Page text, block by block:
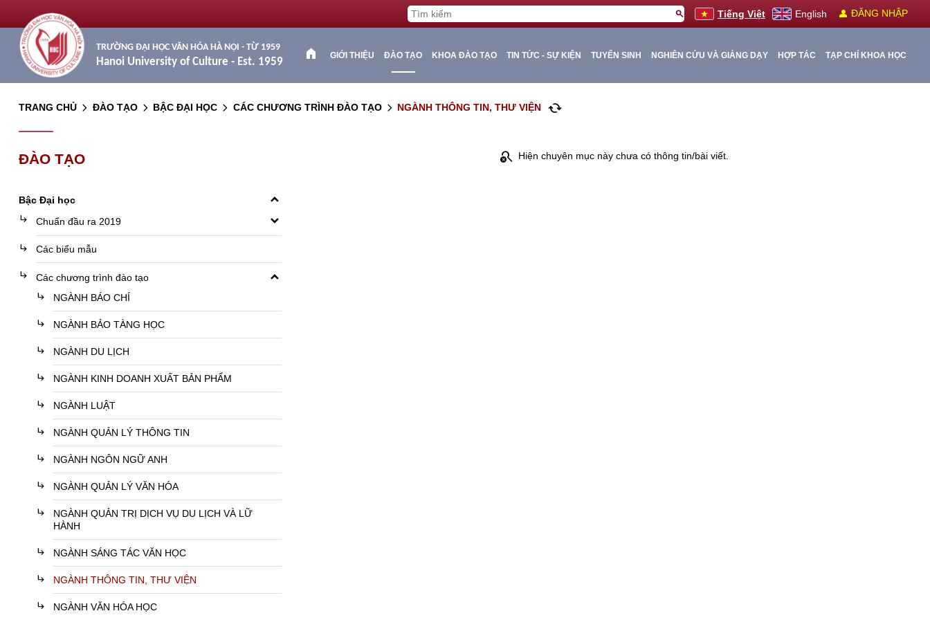
search Tiếng Việt English person ĐĂNG NHẬP
TRƯỜNG ĐẠI HỌC VĂN HÓA HÀ NỘI - TỪ 1959
Hanoi University of Culture - Est. 1959 home GIỚI THIỆU ĐÀO TẠO KHOA ĐÀO TẠO TIN TỨC - SỰ KIỆN TUYỂN SINH NGHIÊN CỨU VÀ GIẢNG DẠY HỢP TÁC TẠP CHÍ KHOA HỌC
TRANG CHỦ arrow_forward_ios ĐÀO TẠO arrow_forward_ios BẬC ĐẠI HỌC arrow_forward_ios CÁC CHƯƠNG TRÌNH ĐÀO TẠO arrow_forward_ios NGÀNH THÔNG TIN, THƯ VIỆN cached
ĐÀO TẠO
Bậc Đại học keyboard_arrow_up
subdirectory_arrow_right Chuẩn đầu ra 2019 keyboard_arrow_down
subdirectory_arrow_right Các biểu mẫu
subdirectory_arrow_right Các chương trình đào tạo keyboard_arrow_up
subdirectory_arrow_right NGÀNH BÁO CHÍ
subdirectory_arrow_right NGÀNH BẢO TÀNG HỌC
subdirectory_arrow_right NGÀNH DU LỊCH
subdirectory_arrow_right NGÀNH KINH DOANH XUẤT BẢN PHẨM
subdirectory_arrow_right NGÀNH LUẬT
subdirectory_arrow_right NGÀNH QUẢN LÝ THÔNG TIN
subdirectory_arrow_right NGÀNH NGÔN NGỮ ANH
subdirectory_arrow_right NGÀNH QUẢN LÝ VĂN HÓA
subdirectory_arrow_right
NGÀNH QUẢN TRỊ DỊCH VỤ DU LỊCH VÀ LỮ
HÀNH
subdirectory_arrow_right NGÀNH SÁNG TÁC VĂN HỌC
subdirectory_arrow_right NGÀNH THÔNG TIN, THƯ VIỆN
subdirectory_arrow_right NGÀNH VĂN HÓA HỌC
search_off Hiện chuyên mục này chưa có thông tin/bài viết.